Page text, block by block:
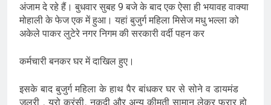
अंजाम दे रहे हैं। बुधवार सुबह 9 बजे के बाद एक ऐसा ही भयावह वाक्या
मोहाली के फेज एक में हुआ। यहां बुजुर्ग महिला मिसेज मधु भल्ला को
अकेले पाकर लुटेरे नगर निगम की सरकारी वर्दी पहन कर
कर्मचारी बनकर घर में दाखिल हुए।
इसके बाद बुजुर्ग महिला के हाथ पैर बांधकर घर से सोने व डायमंड
जूलरी , यूरो करंसी, नकदी और अन्य कीमती सामान लेकर फरार हो